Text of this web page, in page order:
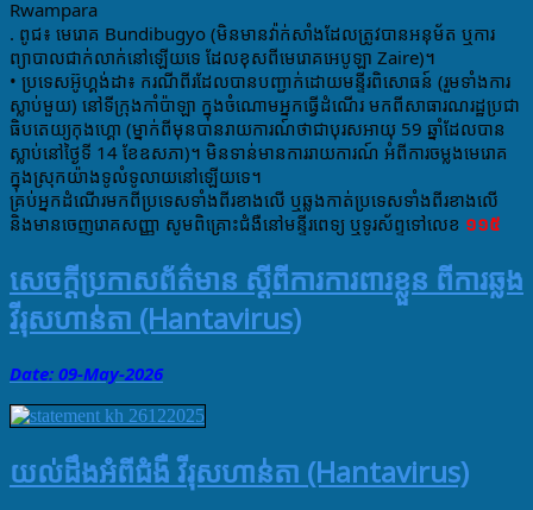
Rwampara
. ពូជ៖ មេរោគ Bundibugyo (មិនមានវ៉ាក់សាំងដែលត្រូវបានអនុម័ត ឬការ
ព្យាបាលជាក់លាក់នៅឡេីយទេ ដែលខុស​ពីមេរោគអេបូឡា Zaire)។
• ប្រទេសអ៊ូហ្គង់ដា៖ ករណីពីរដែលបានបញ្ជាក់ដោយមន្ទីរពិសោធន៍ (រួមទាំងការ
ស្លាប់មួយ) នៅទីក្រុងកាំប៉ាឡា ក្នុងចំណោមអ្នកធ្វើដំណើរ មកពីសាធារណរដ្ឋប្រជា
ធិបតេយ្យកុងហ្គោ (ម្នាក់ពីមុនបានរាយការណ៍ថាជាបុរសអាយុ 59 ឆ្នាំដែលបាន
ស្លាប់នៅថ្ងៃទី 14 ខែឧសភា)។ មិនទាន់មានការរាយការណ៍ អំពីការចម្លងមេរោគ
ក្នុងស្រុកយ៉ាងទូលំទូលាយនៅឡើយទេ។
គ្រប់​អ្នក​ដំណើរ​មកពី​ប្រទេស​ទាំងពីរខាងលេី​ ឬ​ឆ្លង​កាត់​ប្រទេស​ទាំង​ពីរ​ខាងលេី​
និងមានចេញរោគ​សញ្ញា​ សូម​ពិគ្រោះ​ជំងឺ​នៅ​មន្ទីរពេទ្យ​ ឬទូរស័ព្ទទៅលេខ​ ១១៥
សេចក្តីប្រកាសព័ត៌មាន ស្តីពីការការពារខ្លួន ពីការឆ្លង
វីរុសហាន់តា (Hantavirus)
Date: 09-May-2026
យល់​ដឹងអំពី​ជំងឺ​ វីរុស​ហាន់តា (Hantavirus)